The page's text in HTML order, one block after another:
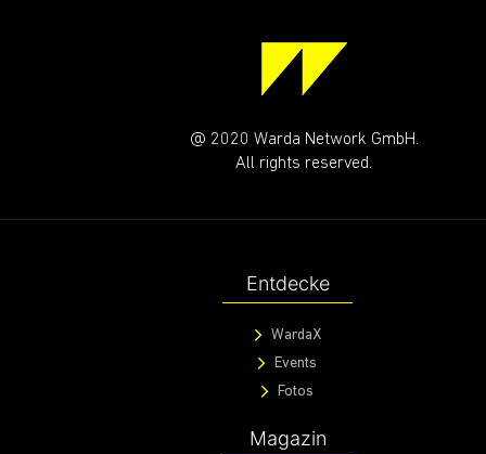
@ 2020 Warda Network GmbH.
All rights reserved.
Entdecke
WardaX
Events
Fotos
Magazin